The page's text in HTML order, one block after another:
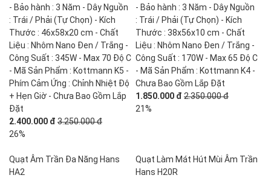
- Bảo hành : 3 Năm - Dây Nguồn
: Trái / Phải (Tự Chọn) - Kích
Thước : 46x58x20 cm - Chất
Liệu : Nhôm Nano Đen / Trắng -
Công Suất : 345W - Max 70 Độ C
- Mã Sản Phẩm : Kottmann K5 -
Phím Cảm Ứng : Chỉnh Nhiệt Độ
+ Hẹn Giờ - Chưa Bao Gồm Lắp
Đặt
2.400.000 đ 3.250.000 đ
26%
- Bảo hành : 3 Năm - Dây Nguồn
: Trái / Phải (Tự Chọn) - Kích
Thước : 38x56x10 cm - Chất
Liệu : Nhôm Nano Đen / Trắng -
Công Suất : 170W - Max 65 Độ C
- Mã Sản Phẩm : Kottmann K4 -
Chưa Bao Gồm Lắp Đặt
1.850.000 đ 2.350.000 đ
21%
Quạt Âm Trần Đa Năng Hans
HA2
Quạt Làm Mát Hút Mùi Âm Trần
Hans H20R